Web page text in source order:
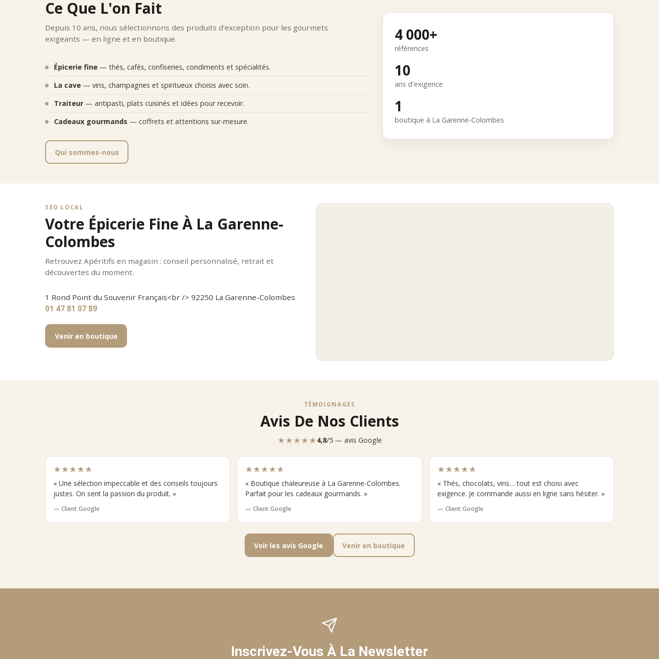
Ce Que L'on Fait
Depuis 10 ans, nous sélectionnons des produits d'exception pour les gourmets
exigeants — en ligne et en boutique.
Épicerie fine — thés, cafés, confiseries, condiments et spécialités.
La cave — vins, champagnes et spiritueux choisis avec soin.
Traiteur — antipasti, plats cuisinés et idées pour recevoir.
Cadeaux gourmands — coffrets et attentions sur-mesure.
Qui sommes-nous
4 000+
références
10
ans d'exigence
1
boutique à La Garenne-Colombes
SEO LOCAL
Votre Épicerie Fine À La Garenne-
Colombes
Retrouvez Apéritifs en magasin : conseil personnalisé, retrait et
découvertes du moment.
1 Rond Point du Souvenir Français<br /> 92250 La Garenne-Colombes
01 47 81 07 89
Venir en boutique
TÉMOIGNAGES
Avis De Nos Clients
★★★★★4,8/5 — avis Google
★★★★★
« Une sélection impeccable et des conseils toujours
justes. On sent la passion du produit. »
— Client Google
★★★★★
« Boutique chaleureuse à La Garenne-Colombes.
Parfait pour les cadeaux gourmands. »
— Client Google
★★★★★
« Thés, chocolats, vins… tout est choisi avec
exigence. Je commande aussi en ligne sans hésiter. »
— Client Google
Voir les avis Google Venir en boutique
Inscrivez-Vous À La Newsletter